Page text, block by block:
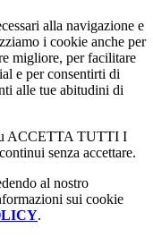
alla navigazione e
i cookie anche per
migliore, per facilitare
e per consentirti di
alle tue abitudini di
ACCETTA TUTTI I
senza accettare.
al nostro
sui cookie
.